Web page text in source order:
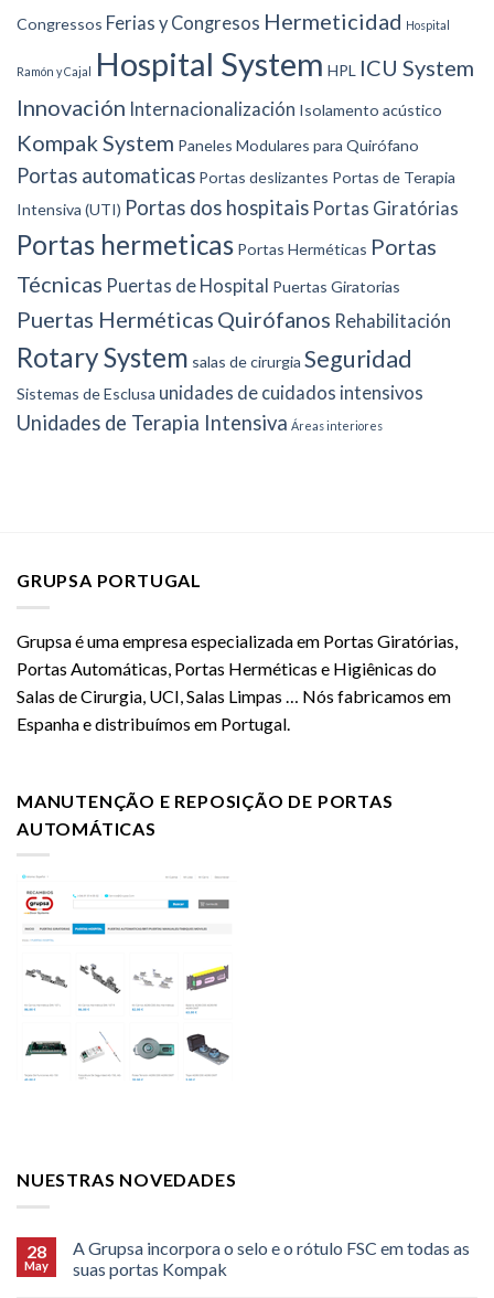
Congressos Ferias y Congresos Hermeticidad Hospital
Ramón y Cajal Hospital System HPL ICU System
Innovación Internacionalización Isolamento acústico
Kompak System Paneles Modulares para Quirófano
Portas automaticas Portas deslizantes Portas de Terapia
Intensiva (UTI) Portas dos hospitais Portas Giratórias
Portas hermeticas Portas Herméticas Portas
Técnicas Puertas de Hospital Puertas Giratorias
Puertas Herméticas Quirófanos Rehabilitación
Rotary System salas de cirurgia Seguridad
Sistemas de Esclusa unidades de cuidados intensivos
Unidades de Terapia Intensiva Áreas interiores
GRUPSA PORTUGAL
Grupsa é uma empresa especializada em Portas Giratórias,
Portas Automáticas, Portas Herméticas e Higiênicas do
Salas de Cirurgia, UCI, Salas Limpas … Nós fabricamos em
Espanha e distribuímos em Portugal.
MANUTENÇÃO E REPOSIÇÃO DE PORTAS
AUTOMÁTICAS
NUESTRAS NOVEDADES
28
May
A Grupsa incorpora o selo e o rótulo FSC em todas as
suas portas Kompak